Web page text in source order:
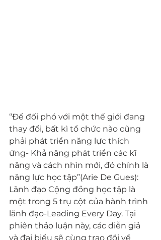
“Để đối phó với một thế giới đang
thay đổi, bất kì tổ chức nào cũng
phải phát triển năng lực thích
ứng- Khả năng phát triển các kĩ
năng và cách nhìn mới, đó chính là
năng lực học tập”(Arie De Gues):
Lãnh đạo Cộng đồng học tập là
một trong 5 trụ cột của hành trình
lãnh đạo-Leading Every Day. Tại
phiên thảo luận này, các diễn giả
và đại biểu sẽ cùng trao đổi về